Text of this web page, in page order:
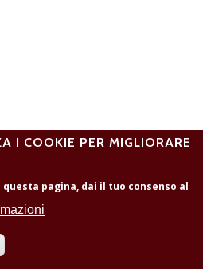
I COOKIE PER MIGLIORARE
pagina, dai il tuo consenso al